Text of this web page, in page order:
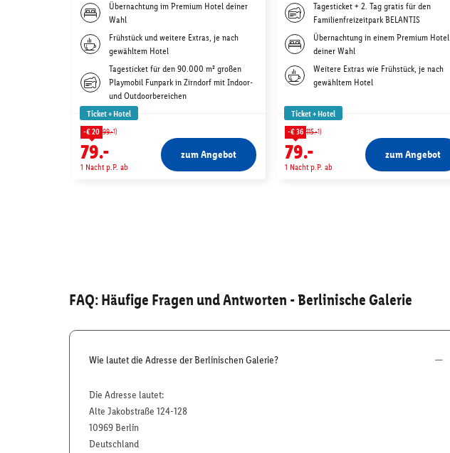
Übernachtung im Premium Hotel deiner
Wahl
Frühstück und weitere Extras, je nach
gewähltem Hotel
Tagesticket für den 90.000 m² großen
Playmobil Funpark in Zirndorf mit Indoor-
und Outdoorbereichen
Ticket + Hotel
-€ 20 99.-1)
79.-
1 Nacht p.P. ab
zum Angebot
Tagesticket + 2. Tag gratis für den
Familienfreizeitpark BELANTIS
Übernachtung in einem Premium Hotel
deiner Wahl
Weitere Extras wie Frühstück, je nach
gewähltem Hotel
Ticket + Hotel
-€ 36 115.-1)
79.-
1 Nacht p.P. ab
zum Angebot
FAQ: Häufige Fragen und Antworten - Berlinische Galerie
Wie lautet die Adresse der Berlinischen Galerie?
Die Adresse lautet:
Alte Jakobstraße 124-128
10969 Berlin
Deutschland